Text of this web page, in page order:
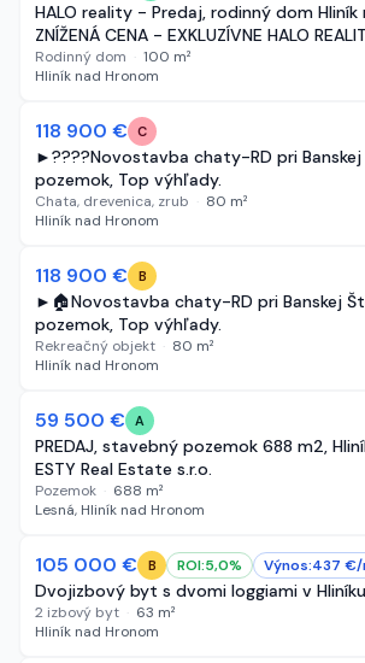
HALO reality - Predaj, rodinný dom
ZNÍŽENÁ CENA - EXKLUZÍVNE HALO
Rodinný dom · 100 m²
Hliník nad Hronom
112 dní
-16 000 €
118 900 € C
►????Novostavba chaty-RD pri
pozemok, Top výhľady.
Chata, drevenica, zrub · 80 m²
Hliník nad Hronom
112 dní
-16 000 €
118 900 € B
►🏠Novostavba chaty-RD pri Banskej
pozemok, Top výhľady.
Rekreačný objekt · 80 m²
Hliník nad Hronom
146 dní
-490 €
59 500 € A
PREDAJ, stavebný pozemok 688 m2,
ESTY Real Estate s.r.o.
Pozemok · 688 m²
Lesná, Hliník nad Hronom
156 dní
-5 000 €
105 000 € B ROI:5,0% Výnos:437 €/
Dvojizbový byt s dvomi loggiami v
2 izbový byt · 63 m²
Hliník nad Hronom